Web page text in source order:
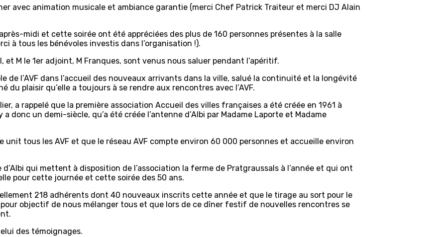
avec animation musicale et ambiance garantie (merci Chef Patrick Traiteur et merci DJ Alain
midi et cette soirée ont été appréciées des plus de 160 personnes présentes à la salle
à tous les bénévoles investis dans l’organisation !).
et M le 1er adjoint, M Franques, sont venus nous saluer pendant l’apéritif.
de l’AVF dans l’accueil des nouveaux arrivants dans la ville, salué la continuité et la longévité
du plaisir qu’elle a toujours à se rendre aux rencontres avec l’AVF.
a rappelé que la première association Accueil des villes françaises a été créée en 1961 à
a donc un demi-siècle, qu’a été créée l’antenne d’Albi par Madame Laporte et Madame
unit tous les AVF et que le réseau AVF compte environ 60 000 personnes et accueille environ
d’Albi qui mettent à disposition de l’association la ferme de Pratgraussals à l’année et qui ont
pour cette journée et cette soirée des 50 ans.
218 adhérents dont 40 nouveaux inscrits cette année et que le tirage au sort pour le
objectif de nous mélanger tous et que lors de ce dîner festif de nouvelles rencontres se
des témoignages.